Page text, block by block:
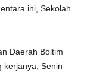
ini, Sekolah
Daerah Boltim
kerjanya, Senin